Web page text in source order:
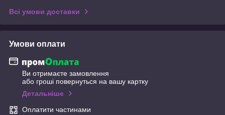
Всі умови доставки
Умови оплати
Ви отримаєте замовлення
або гроші повернуться на вашу картку
Детальніше
Оплатити частинами